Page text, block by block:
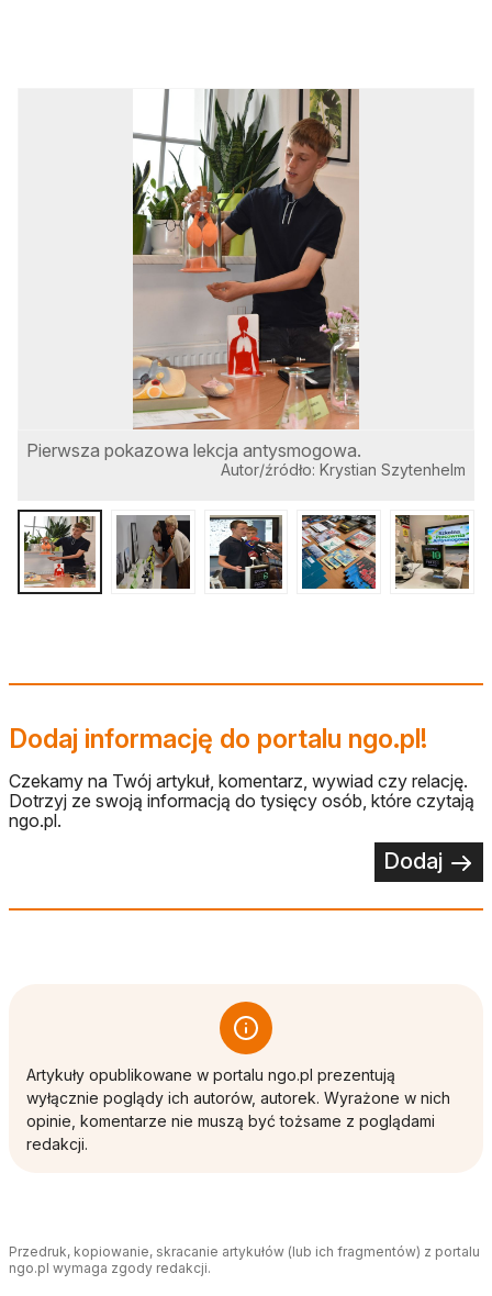
Pierwsza pokazowa lekcja antysmogowa.
Autor/źródło: Krystian Szytenhelm
Dodaj informację do portalu ngo.pl!
Czekamy na Twój artykuł, komentarz, wywiad czy relację.
Dotrzyj ze swoją informacją do tysięcy osób, które czytają
ngo.pl.
Dodaj
Artykuły opublikowane w portalu ngo.pl prezentują
wyłącznie poglądy ich autorów, autorek. Wyrażone w nich
opinie, komentarze nie muszą być tożsame z poglądami
redakcji.
Przedruk, kopiowanie, skracanie artykułów (lub ich fragmentów) z portalu
ngo.pl wymaga zgody redakcji.